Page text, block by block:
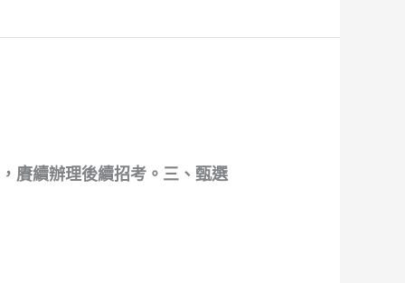
賡續辦理後續招考。三、甄選